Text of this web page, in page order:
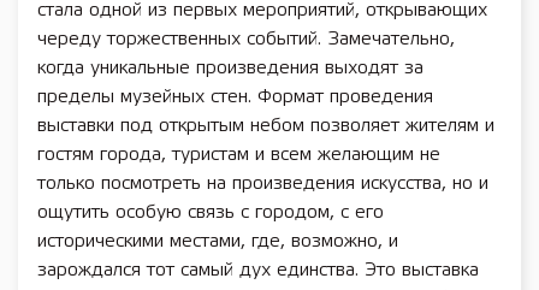
стала одной из первых мероприятий, открывающих
череду торжественных событий. Замечательно,
когда уникальные произведения выходят за
пределы музейных стен. Формат проведения
выставки под открытым небом позволяет жителям и
гостям города, туристам и всем желающим не
только посмотреть на произведения искусства, но и
ощутить особую связь с городом, с его
историческими местами, где, возможно, и
зарождался тот самый дух единства. Это выставка